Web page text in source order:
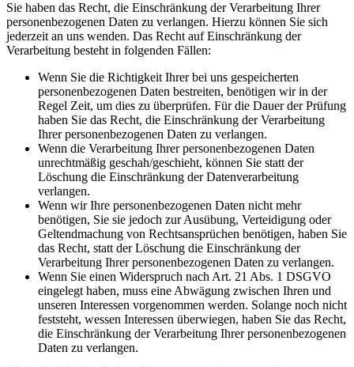
Sie haben das Recht, die Einschränkung der Verarbeitung Ihrer
personenbezogenen Daten zu verlangen. Hierzu können Sie sich
jederzeit an uns wenden. Das Recht auf Einschränkung der
Verarbeitung besteht in folgenden Fällen:
Wenn Sie die Richtigkeit Ihrer bei uns gespeicherten
personenbezogenen Daten bestreiten, benötigen wir in der
Regel Zeit, um dies zu überprüfen. Für die Dauer der Prüfung
haben Sie das Recht, die Einschränkung der Verarbeitung
Ihrer personenbezogenen Daten zu verlangen.
Wenn die Verarbeitung Ihrer personenbezogenen Daten
unrechtmäßig geschah/geschieht, können Sie statt der
Löschung die Einschränkung der Datenverarbeitung
verlangen.
Wenn wir Ihre personenbezogenen Daten nicht mehr
benötigen, Sie sie jedoch zur Ausübung, Verteidigung oder
Geltendmachung von Rechtsansprüchen benötigen, haben Sie
das Recht, statt der Löschung die Einschränkung der
Verarbeitung Ihrer personenbezogenen Daten zu verlangen.
Wenn Sie einen Widerspruch nach Art. 21 Abs. 1 DSGVO
eingelegt haben, muss eine Abwägung zwischen Ihren und
unseren Interessen vorgenommen werden. Solange noch nicht
feststeht, wessen Interessen überwiegen, haben Sie das Recht,
die Einschränkung der Verarbeitung Ihrer personenbezogenen
Daten zu verlangen.